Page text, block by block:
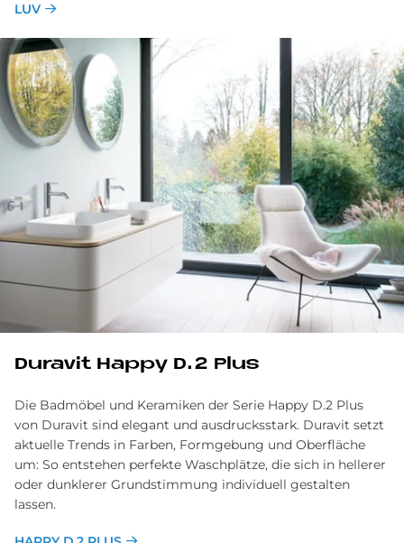
LUV
Du­ra­vit Hap­py D.2 Plus
Die Badmöbel und Keramiken der Serie Happy D.2 Plus
von Duravit sind elegant und ausdrucksstark. Duravit setzt
aktuelle Trends in Farben, Formgebung und Oberfläche
um: So entstehen perfekte Waschplätze, die sich in hellerer
oder dunklerer Grundstimmung individuell gestalten
lassen.